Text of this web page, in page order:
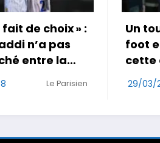
de
dans
de Loire-
Ouest-France
Coup
au
29/03/